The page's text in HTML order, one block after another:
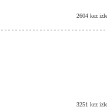
2604 kez
3251 kez